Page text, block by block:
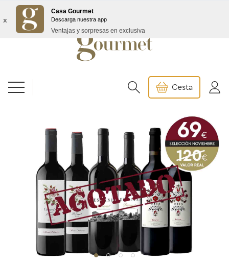
Envío GRATIS a partir de 99€/145€ Baleares
Cesta
x
Casa Gourmet
Descarga nuestra app
Ventajas y sorpresas en exclusiva